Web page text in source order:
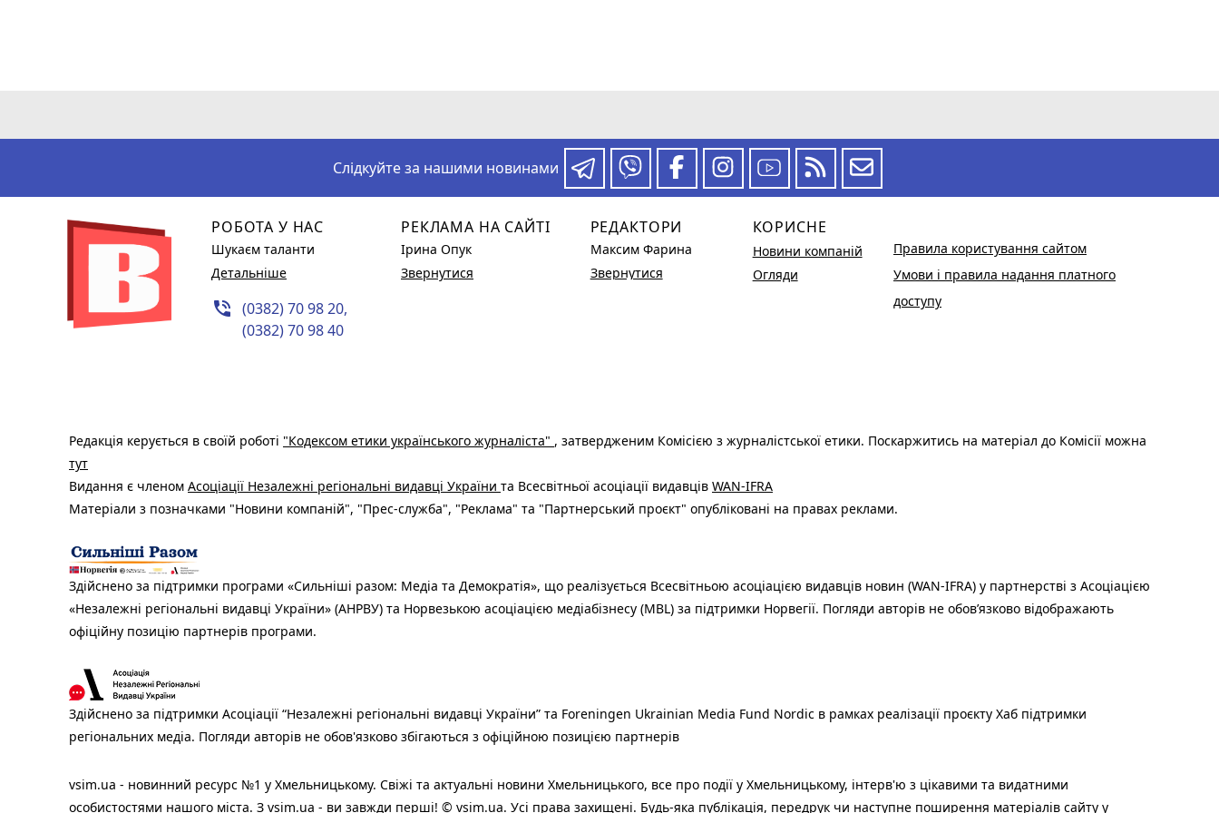
Слідкуйте за нашими новинами
РОБОТА У НАС
Шукаєм таланти
Детальніше
phone_in_talk (0382) 70 98 20,
(0382) 70 98 40
РЕКЛАМА НА САЙТІ
Ірина Опук
Звернутися
РЕДАКТОРИ
Максим Фарина
Звернутися
КОРИСНЕ
Новини компаній
Огляди
Правила користування сайтом
Умови і правила надання платного
доступу
Редакція керується в своїй роботі "Кодексом етики українського журналіста" , затвердженим Комісією з журналістської етики. Поскаржитись на матеріал до Комісії можна
тут
Видання є членом Асоціації Незалежні регіональні видавці України та Всесвітньої асоціації видавців WAN-IFRA
Матеріали з позначками "Новини компаній", "Прес-служба", "Реклама" та "Партнерський проєкт" опубліковані на правах реклами.
Здійснено за підтримки програми «Сильніші разом: Медіа та Демократія», що реалізується Всесвітньою асоціацією видавців новин (WAN-IFRA) у партнерстві з Асоціацією
«Незалежні регіональні видавці України» (АНРВУ) та Норвезькою асоціацією медіабізнесу (MBL) за підтримки Норвегії. Погляди авторів не обов’язково відображають
офіційну позицію партнерів програми.
Здійснено за підтримки Асоціації “Незалежні регіональні видавці України” та Foreningen Ukrainian Media Fund Nordic в рамках реалізації проєкту Хаб підтримки
регіональних медіа. Погляди авторів не обов'язково збігаються з офіційною позицією партнерів
vsim.ua - новинний ресурс №1 у Хмельницькому. Свіжі та актуальні новини Хмельницького, все про події у Хмельницькому, інтерв'ю з цікавими та видатними
особистостями нашого міста. З vsim.ua - ви завжди перші! © vsim.ua. Усі права захищені. Будь-яка публiкацiя, передрук чи наступне поширення матеріалів сайту у